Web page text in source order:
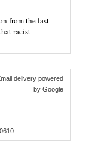
from the last
racist
delivery powered
by Google